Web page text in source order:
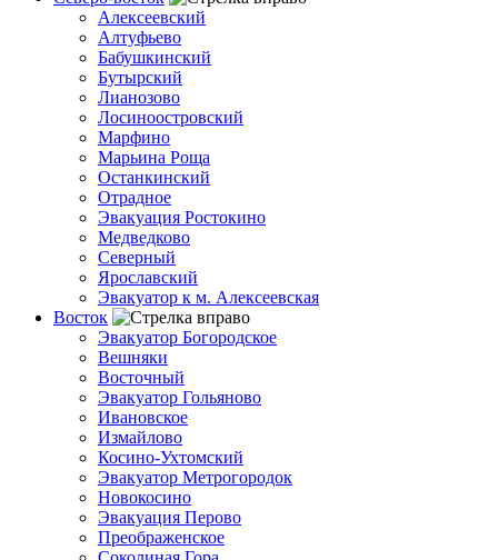
Алексеевский
Алтуфьево
Бабушкинский
Бутырский
Лианозово
Лосиноостровский
Марфино
Марьина Роща
Останкинский
Отрадное
Эвакуация Ростокино
Медведково
Северный
Ярославский
Эвакуатор к м. Алексеевская
Восток
Эвакуатор Богородское
Вешняки
Восточный
Эвакуатор Гольяново
Ивановское
Измайлово
Косино-Ухтомский
Эвакуатор Метрогородок
Новокосино
Эвакуация Перово
Преображенское